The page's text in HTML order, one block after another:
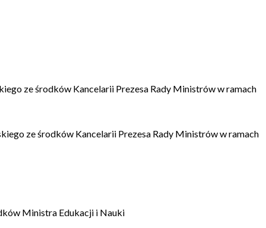
ze środków Kancelarii Prezesa Rady Ministrów w ramach
ze środków Kancelarii Prezesa Rady Ministrów w ramach
Ministra Edukacji i Nauki